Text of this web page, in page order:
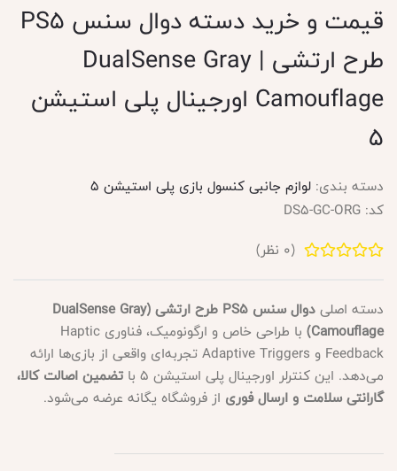
قیمت و خرید دسته دوال سنس PS5
طرح ارتشی | DualSense Gray
Camouflage اورجینال پلی استیشن
۵
دسته بندی: لوازم جانبی کنسول بازی پلی استیشن 5
کد: DS5-GC-ORG
(
0 نظر)
دسته اصلی
دوال سنس PS5 طرح ارتشی (DualSense Gray
Camouflage)
با طراحی خاص و ارگونومیک، فناوری Haptic
Feedback و Adaptive Triggers تجربه‌ای واقعی از بازی‌ها ارائه
می‌دهد. این کنترلر اورجینال پلی استیشن ۵ با
تضمین اصالت کالا،
گارانتی سلامت و ارسال فوری از فروشگاه یگانه عرضه می‌شود.